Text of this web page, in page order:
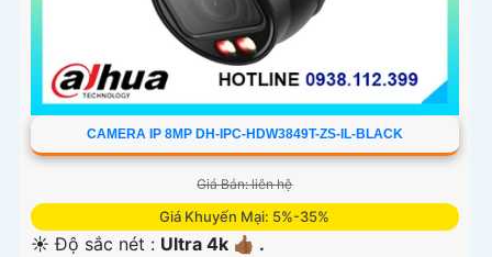
CAMERA IP 8MP DH-IPC-HDW3849T-ZS-IL-BLACK
Giá Bán: liên hệ
Giá Khuyến Mại: 5%-35%
☀️ Độ sắc nét : Ultra 4k 👍🏾 .